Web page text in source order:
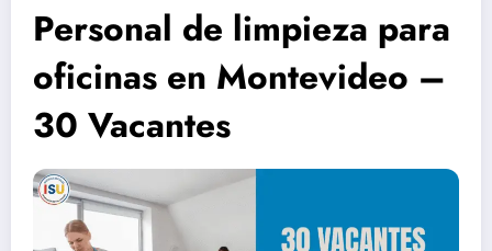
Personal de limpieza para
oficinas en Montevideo –
30 Vacantes